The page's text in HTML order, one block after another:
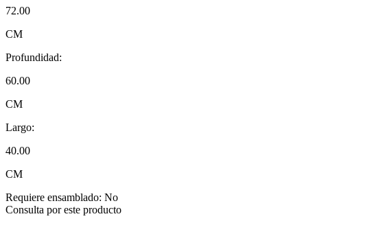
72.00
CM
Profundidad:
60.00
CM
Largo:
40.00
CM
Requiere ensamblado: No
Consulta por este producto